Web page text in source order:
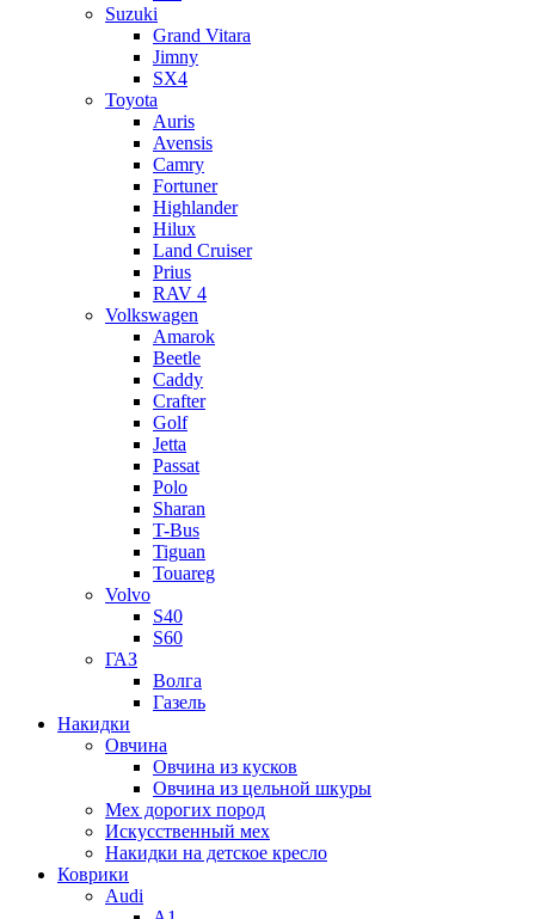
Suzuki
Grand Vitara
Jimny
SX4
Toyota
Auris
Avensis
Camry
Fortuner
Highlander
Hilux
Land Cruiser
Prius
RAV 4
Volkswagen
Amarok
Beetle
Caddy
Crafter
Golf
Jetta
Passat
Polo
Sharan
T-Bus
Tiguan
Touareg
Volvo
S40
S60
ГАЗ
Волга
Газель
Накидки
Овчина
Овчина из кусков
Овчина из цельной шкуры
Мех дорогих пород
Искусственный мех
Накидки на детское кресло
Коврики
Audi